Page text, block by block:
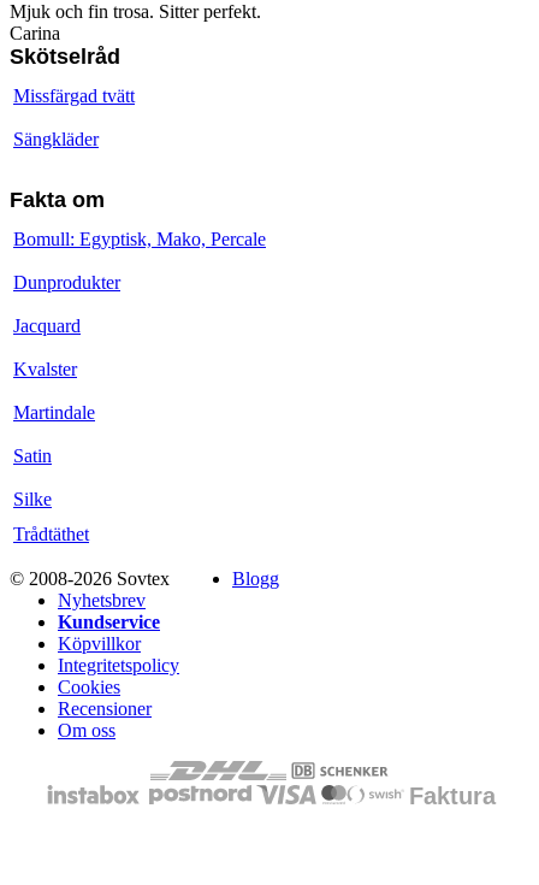
Mjuk och fin trosa. Sitter perfekt.
Carina
Skötselråd
Missfärgad tvätt
Sängkläder
Fakta om
Bomull: Egyptisk, Mako, Percale
Dunprodukter
Jacquard
Kvalster
Martindale
Satin
Silke
Trådtäthet
© 2008-2026 Sovtex
Blogg
Nyhetsbrev
Kundservice
Köpvillkor
Integritetspolicy
Cookies
Recensioner
Om oss